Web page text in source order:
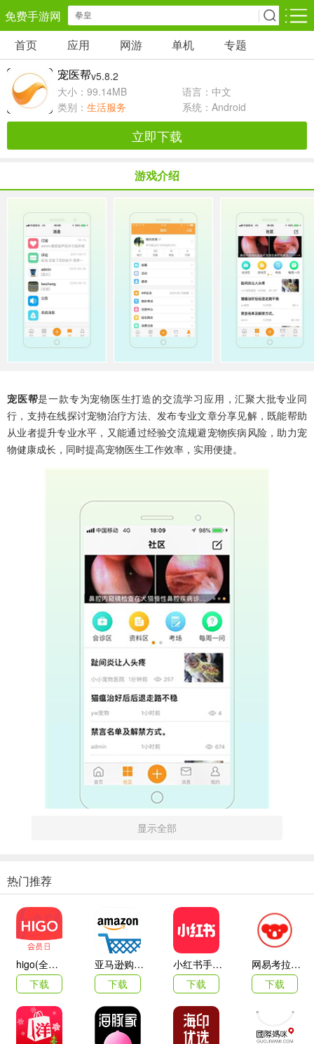
免费手游网
安卓网游 安卓单机 安卓应用
角色扮演
策略塔防
射击枪战
仙侠网游 棋牌游戏 音乐游戏
手游辅助 回合网游 国战网游
儿童教育 体育运动
首页 应用 网游 单机 专题
宠医帮v5.8.2
大小：99.14MB
语言：中文
类别： 生活服务 系统：Android
立即下载
游戏介绍
宠医帮是一款专为宠物医生打造的交流学习应用，汇聚大批专业同
行，支持在线探讨宠物治疗方法、发布专业文章分享见解，既能帮助
从业者提升专业水平，又能通过经验交流规避宠物疾病风险，助力宠
物健康成长，同时提高宠物医生工作效率，实用便捷。
1、同行在线交流探讨
与专业宠医沟通，分享治疗经验技巧。
2、专业文章发布分享
发表见解看法，参与行业话题讨论。
获取多样治疗方案，提升专业能力。
显示全部
热门推荐
higo(全球购)
下载
亚马逊购物app
下载
小红书手机客户端
下载
网易考拉海购
下载